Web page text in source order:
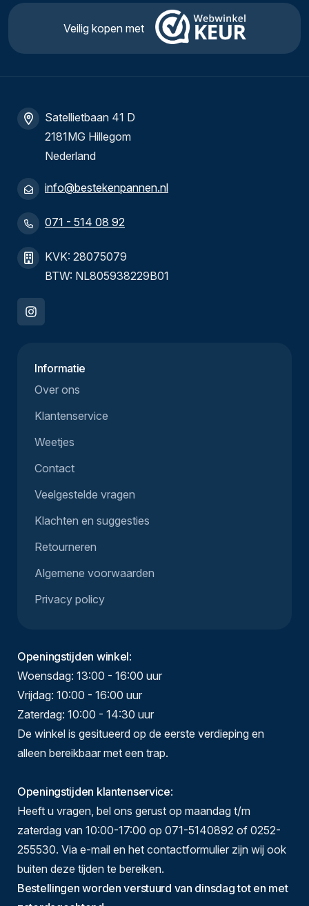
Veilig kopen met
Satellietbaan 41 D
2181MG Hillegom
Nederland
info@bestekenpannen.nl
071 - 514 08 92
KVK: 28075079
BTW: NL805938229B01
Informatie
Over ons
Klantenservice
Weetjes
Contact
Veelgestelde vragen
Klachten en suggesties
Retourneren
Algemene voorwaarden
Privacy policy
Openingstijden winkel:
Woensdag: 13:00 - 16:00 uur
Vrijdag: 10:00 - 16:00 uur
Zaterdag: 10:00 - 14:30 uur
De winkel is gesitueerd op de eerste verdieping en
alleen bereikbaar met een trap.
Openingstijden klantenservice:
Heeft u vragen, bel ons gerust op maandag t/m
zaterdag van 10:00-17:00 op 071-5140892 of 0252-
255530. Via e-mail en het contactformulier zijn wij ook
buiten deze tijden te bereiken.
Bestellingen worden verstuurd van dinsdag tot en met